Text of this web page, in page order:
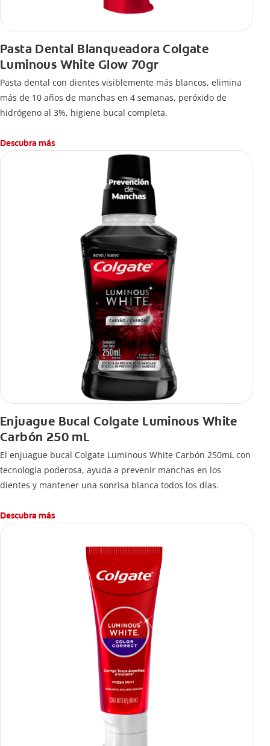
Pasta Dental Blanqueadora Colgate
Luminous White Glow 70gr
Pasta dental con dientes visiblemente más blancos, elimina
más de 10 años de manchas en 4 semanas, peróxido de
hidrógeno al 3%, higiene bucal completa.
Descubra más
Enjuague Bucal Colgate Luminous White
Carbón 250 mL
El enjuague bucal Colgate Luminous White Carbón 250mL con
tecnología poderosa, ayuda a prevenir manchas en los
dientes y mantener una sonrisa blanca todos los días.
Descubra más